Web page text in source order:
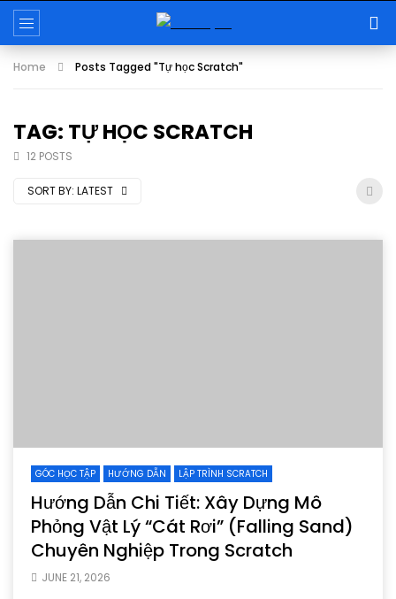
Home Posts Tagged "Tự học Scratch"
TAG: TỰ HỌC SCRATCH
12 POSTS
SORT BY: LATEST
GÓC HỌC TẬP HƯỚNG DẪN LẬP TRÌNH SCRATCH
Hướng Dẫn Chi Tiết: Xây Dựng Mô
Phỏng Vật Lý “Cát Rơi” (Falling Sand)
Chuyên Nghiệp Trong Scratch
JUNE 21, 2026